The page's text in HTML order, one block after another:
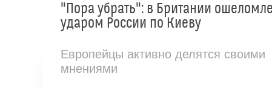
"Пора убрать": в Британии
ударом России по Киеву
Европейцы активно делятся своими
мнениями